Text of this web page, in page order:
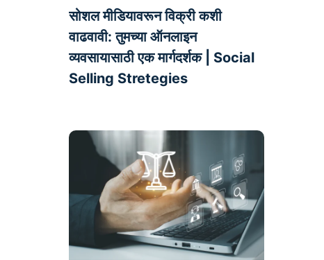
सोशल मीडियावरून विक्री कशी
वाढवावी: तुमच्या ऑनलाइन
व्यवसायासाठी एक मार्गदर्शक | Social
Selling Stretegies